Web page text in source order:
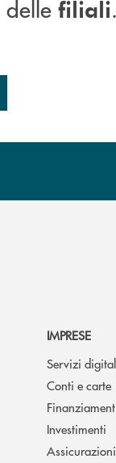
delle filiali.
IMPRESE
Servizi
Conti e carte
Investimenti
Assicurazioni